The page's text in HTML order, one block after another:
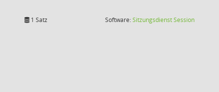
1 Satz Software:SitzungsdienstSession(Wird in